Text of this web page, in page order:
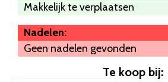
Makkelijk te verplaatsen
Nadelen:
Geen nadelen gevonden
Te koop bij: